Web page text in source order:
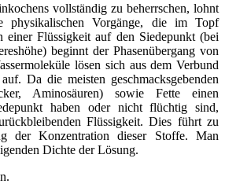
vollständig zu beherrschen, lohnt
Vorgänge, die im Topf
einer Flüssigkeit auf den Siedepunkt (bei
beginnt der Phasenübergang von
lösen sich aus dem Verbund
Da die meisten geschmacksgebenden
Aminosäuren) sowie Fette einen
haben oder nicht flüchtig sind,
Flüssigkeit. Dies führt zu
der Konzentration dieser Stoffe. Man
Dichte der Lösung.